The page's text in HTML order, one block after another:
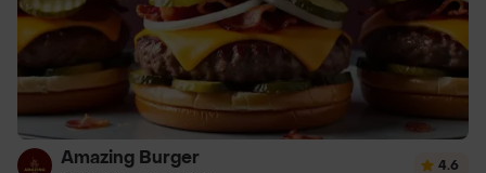
Amazing Burger 4.6